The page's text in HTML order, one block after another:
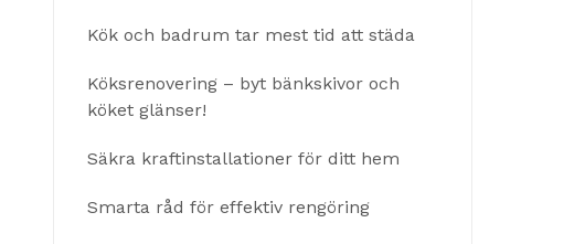
Kök och badrum tar mest tid att städa
Köksrenovering – byt bänkskivor och
köket glänser!
Säkra kraftinstallationer för ditt hem
Smarta råd för effektiv rengöring